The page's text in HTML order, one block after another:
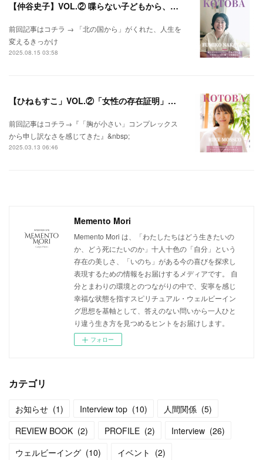
【仲谷史子】VOL.② 喋らない子どもから、言葉を伝える文筆家へ。心に響く文章講座を通して届けたい想いとは？
前回記事はコチラ → 「北の国から」がくれた、人生を
変えるきっかけ
2025.08.15 03:58
【ひねもすこ」VOL.②「女性の存在証明」を掲げるアーティストの半生から見えたヌードに込められたメッセージ
前回記事はコチラ→『「胸が小さい」コンプレックス
から申し訳なさを感じてきた』&nbsp;
2025.03.13 06:46
Memento Mori
Memento Mori は、「わたしたちはどう生きたいの
か、どう死にたいのか」十人十色の「自分」という
存在の美しさ、「いのち」がある今の喜びを探求し
表現するための情報をお届けするメディアです。 自
分とまわりの環境とのつながりの中で、安寧を感じ
幸福な状態を指すスピリチュアル・ウェルビーイン
グ思想を基軸として、答えのない問いから一人ひと
り違う生き方を見つめるヒントをお届けします。
フォロー
カテゴリ
お知らせ (1) Interview top (10) 人間関係 (5)
REVIEW BOOK (2) PROFILE (2) Interview (26)
ウェルビーイング (10) イベント (2)